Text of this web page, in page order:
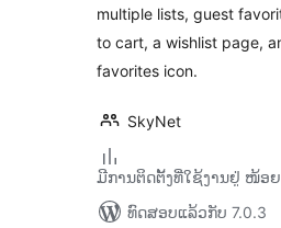
multiple lists, guest
to cart, a wishlist page,
favorites icon.
SkyNet
ມີການຕິດຕັ້ງທີ່ໃຊ້ງານຢູ່ ໜ້ອ
ທົດສອບແລ້ວກັບ 7.0.3